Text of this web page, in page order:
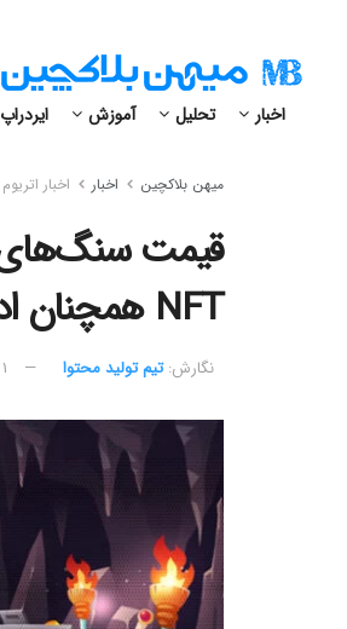
اخبار تحلیل آموزش ایردراپ
میهن بلاکچین اخبار اخبار اتریوم
NFT همچنان ادامه دارد
نگارش:‌ تیم تولید محتوا ۱ شهریور ۱۴۰۰ - ۱۴:۱۱